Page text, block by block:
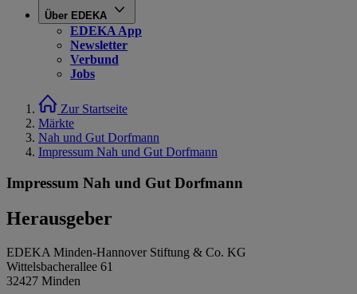
Über EDEKA
EDEKA App
Newsletter
Verbund
Jobs
Zur Startseite
Märkte
Nah und Gut Dorfmann
Impressum Nah und Gut Dorfmann
Impressum Nah und Gut Dorfmann
Herausgeber
EDEKA Minden-Hannover Stiftung & Co. KG
Wittelsbacherallee 61
32427 Minden